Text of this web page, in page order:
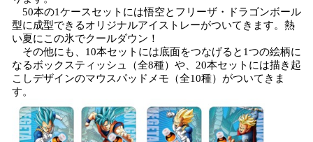
50本の1ケースセットには悟空とフリーザ・ドラゴンボール
型に成型できるオリジナルアイストレーがついてきます。熱
い夏にこの氷でクールダウン！
その他にも、10本セットには底面をつなげると1つの絵柄に
なるボックスティッシュ（全8種）や、20本セットには描き起
こしデザインのマウスパッドメモ（全10種）がついてきま
す。